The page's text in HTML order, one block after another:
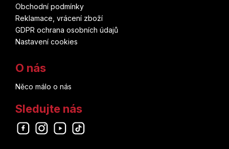
Obchodní podmínky
Reklamace, vrácení zboží
GDPR ochrana osobních údajů
Nastavení cookies
O nás
Něco málo o nás
Sledujte nás
Odebírat newsletter